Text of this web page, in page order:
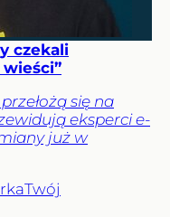
czekali
się na
eksperci e-
już w
Twój